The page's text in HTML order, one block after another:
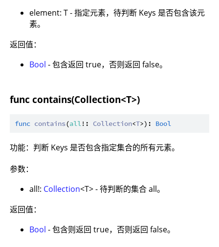
element: T - 指定元素，待判断 Keys 是否包含该元
素。
返回值：
Bool - 包含返回 true，否则返回 false。
func contains(Collection<T>)
func contains(all!: Collection<T>): Bool
功能：判断 Keys 是否包含指定集合的所有元素。
参数：
all!: Collection<T> - 待判断的集合 all。
返回值：
Bool - 包含则返回 true，否则返回 false。